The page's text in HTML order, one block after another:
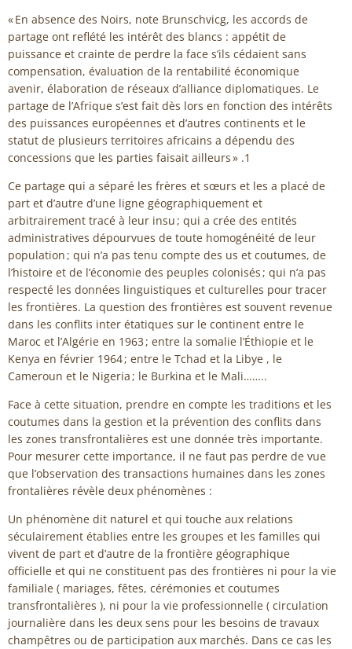
« En absence des Noirs, note Brunschvicg, les accords de
partage ont reflété les intérêt des blancs : appétit de
puissance et crainte de perdre la face s’ils cédaient sans
compensation, évaluation de la rentabilité économique
avenir, élaboration de réseaux d’alliance diplomatiques. Le
partage de l’Afrique s’est fait dès lors en fonction des intérêts
des puissances européennes et d’autres continents et le
statut de plusieurs territoires africains a dépendu des
concessions que les parties faisait ailleurs » .1
Ce partage qui a séparé les frères et sœurs et les a placé de
part et d’autre d’une ligne géographiquement et
arbitrairement tracé à leur insu ; qui a crée des entités
administratives dépourvues de toute homogénéité de leur
population ; qui n’a pas tenu compte des us et coutumes, de
l’histoire et de l’économie des peuples colonisés ; qui n’a pas
respecté les données linguistiques et culturelles pour tracer
les frontières. La question des frontières est souvent revenue
dans les conflits inter étatiques sur le continent entre le
Maroc et l’Algérie en 1963 ; entre la somalie l’Éthiopie et le
Kenya en février 1964 ; entre le Tchad et la Libye , le
Cameroun et le Nigeria ; le Burkina et le Mali……..
Face à cette situation, prendre en compte les traditions et les
coutumes dans la gestion et la prévention des conflits dans
les zones transfrontalières est une donnée très importante.
Pour mesurer cette importance, il ne faut pas perdre de vue
que l’observation des transactions humaines dans les zones
frontalières révèle deux phénomènes :
Un phénomène dit naturel et qui touche aux relations
séculairement établies entre les groupes et les familles qui
vivent de part et d’autre de la frontière géographique
officielle et qui ne constituent pas des frontières ni pour la vie
familiale ( mariages, fêtes, cérémonies et coutumes
transfrontalières ), ni pour la vie professionnelle ( circulation
journalière dans les deux sens pour les besoins de travaux
champêtres ou de participation aux marchés. Dans ce cas les